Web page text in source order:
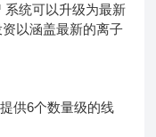
统可以升级为最新
以涵盖最新的离子
供6个数量级的线